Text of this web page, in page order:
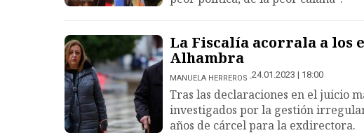
La Fiscalía acorrala a los
Alhambra
MANUELA HERREROS 24.01.2023 | 18:00
Tras las declaraciones en el juicio
investigados por la gestión
años de cárcel para la exdirectora.